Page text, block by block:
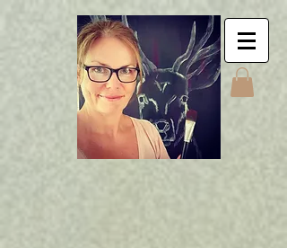
Jyttes Galley. Art for
sale. Online gallery.
Jyttes Galleri. Kunst
til salgs. Nettgalleri.
Jytte Kristin Eikenes.
Høyanger